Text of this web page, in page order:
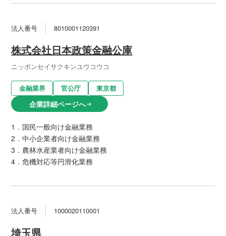
法人番号 8010001120391
株式会社日本政策金融公庫
ニッポンセイサクキンユウコウコ
金融業界 官公庁 東京都
企業詳細ページへarrow_right_alt
1．国民一般向け金融業務
2．中小企業者向け金融業務
3．農林水産業者向け金融業務
4．危機対応等円滑化業務
法人番号 1000020110001
埼玉県